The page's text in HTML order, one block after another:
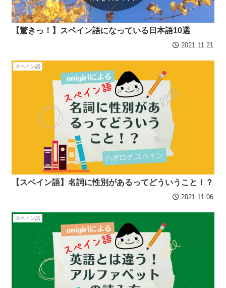
【驚きっ！】スペイン語になっている日本語10選
2021.11.21
スペイン語
【スペイン語】名詞に性別があるってどういうこと！？
2021.11.06
スペイン語